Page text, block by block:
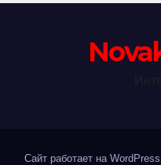
Сайт работает на WordPress